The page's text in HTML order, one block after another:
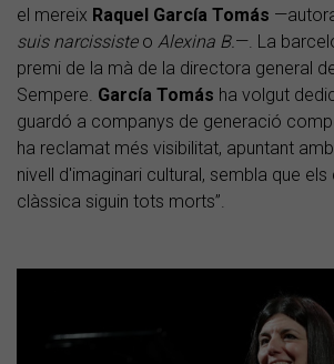
el mereix Raquel García Tomás
suis narcissisteo Alexina B.—. La
premi de la mà de la directora general
Sempere. García Tomás ha volgut
guardó a companys de generació
ha reclamat més visibilitat, apuntant
nivell d'imaginari cultural, sembla que
clàssica siguin tots morts”.